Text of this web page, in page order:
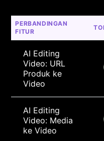
PERBANDINGAN
FITUR
AI Editing
Video: URL
Produk ke
Video
AI Editing
Video: Media
ke Video